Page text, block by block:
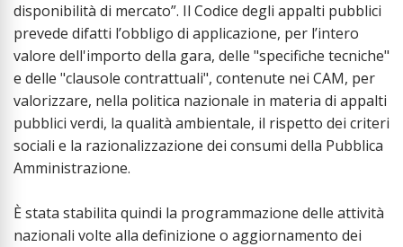
disponibilità di mercato”. Il Codice degli appalti pubblici
prevede difatti l’obbligo di applicazione, per l’intero
valore dell'importo della gara, delle "specifiche tecniche"
e delle "clausole contrattuali", contenute nei CAM, per
valorizzare, nella politica nazionale in materia di appalti
pubblici verdi, la qualità ambientale, il rispetto dei criteri
sociali e la razionalizzazione dei consumi della Pubblica
Amministrazione.
È stata stabilita quindi la programmazione delle attività
nazionali volte alla definizione o aggiornamento dei